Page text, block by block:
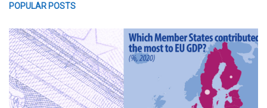
POPULAR POSTS